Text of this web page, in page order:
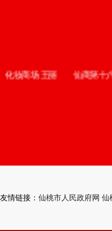
仙商第十八批星级员工
友情链接： 仙桃市人民政府网 仙